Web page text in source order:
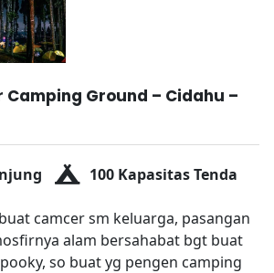
Camping Ground – Cidahu –
100 Kapasitas Tenda
camcer sm keluarga, pasangan
alam bersahabat bgt buat
so buat yg pengen camping